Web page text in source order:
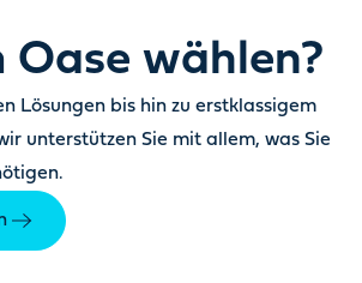
Oase wählen?
Lösungen bis hin zu erstklassigem
unterstützen Sie mit allem, was Sie